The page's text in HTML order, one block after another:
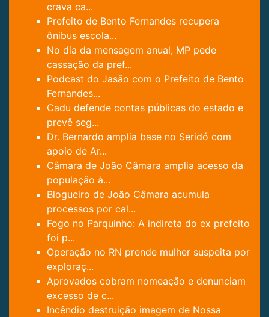
crava ca...
Prefeito de Bento Fernandes recupera
ônibus escola...
No dia da mensagem anual, MP pede
cassação da pref...
Podcast do Jasão com o Prefeito de Bento
Fernandes...
Cadu defende contas públicas do estado e
prevê seg...
Dr. Bernardo amplia base no Seridó com
apoio de Ar...
Câmara de João Câmara amplia acesso da
população à...
Blogueiro de João Câmara acumula
processos por cal...
Fogo no Parquinho: A indireta do ex prefeito
foi p...
Operação no RN prende mulher suspeita por
exploraç...
Aprovados cobram nomeação e denunciam
excesso de c...
Incêndio destruição imagem de Nossa